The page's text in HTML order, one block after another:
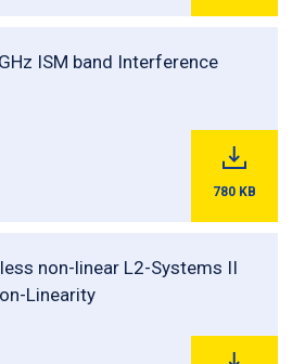
ISM band Interference
780 KB
non-linear L2-Systems II
Linearity